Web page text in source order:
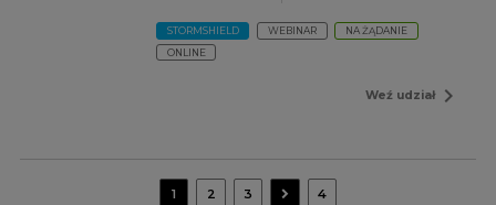
STORMSHIELD WEBINAR
NA ŻĄDANIE
ONLINE
Weź udziałnavigate_next
1 2 3 navigate_next 4